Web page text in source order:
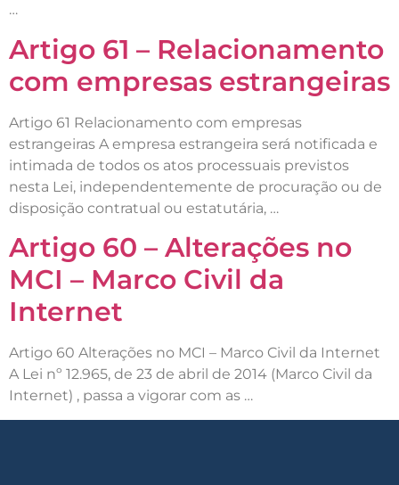
…
Artigo 61 – Relacionamento
com empresas estrangeiras
Artigo 61 Relacionamento com empresas
estrangeiras A empresa estrangeira será notificada e
intimada de todos os atos processuais previstos
nesta Lei, independentemente de procuração ou de
disposição contratual ou estatutária, …
Artigo 60 – Alterações no
MCI – Marco Civil da
Internet
Artigo 60 Alterações no MCI – Marco Civil da Internet
A Lei nº 12.965, de 23 de abril de 2014 (Marco Civil da
Internet) , passa a vigorar com as …